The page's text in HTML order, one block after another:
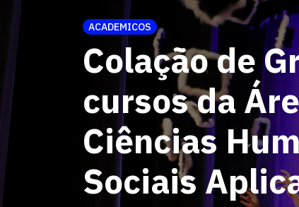
ACADEMICOS
Colação de
cursos da
Ciências
Sociais